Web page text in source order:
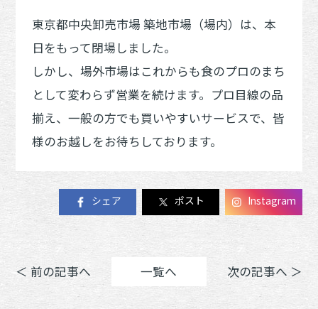
東京都中央卸売市場 築地市場（場内）は、本
日をもって閉場しました。
しかし、場外市場はこれからも食のプロのまち
として変わらず営業を続けます。プロ目線の品
揃え、一般の方でも買いやすいサービスで、皆
様のお越しをお待ちしております。
シェア ポスト Instagram
＜ 前の記事へ 一覧へ 次の記事へ ＞